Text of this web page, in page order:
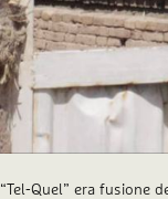
“Tel-Quel” era fusione